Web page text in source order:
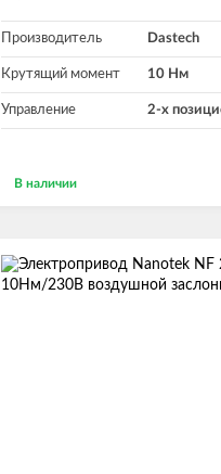
Производитель Dastech
Крутящий момент 10 Нм
Управление 2-х
В наличии
В корзину